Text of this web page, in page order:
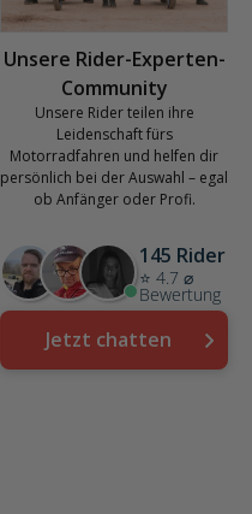
Unsere Rider-Experten-
Community
Unsere Rider teilen ihre
Leidenschaft fürs
Motorradfahren und helfen dir
persönlich bei der Auswahl – egal
ob Anfänger oder Profi.
145 Rider
⭐ 4.7 ⌀
Bewertung
Jetzt chatten